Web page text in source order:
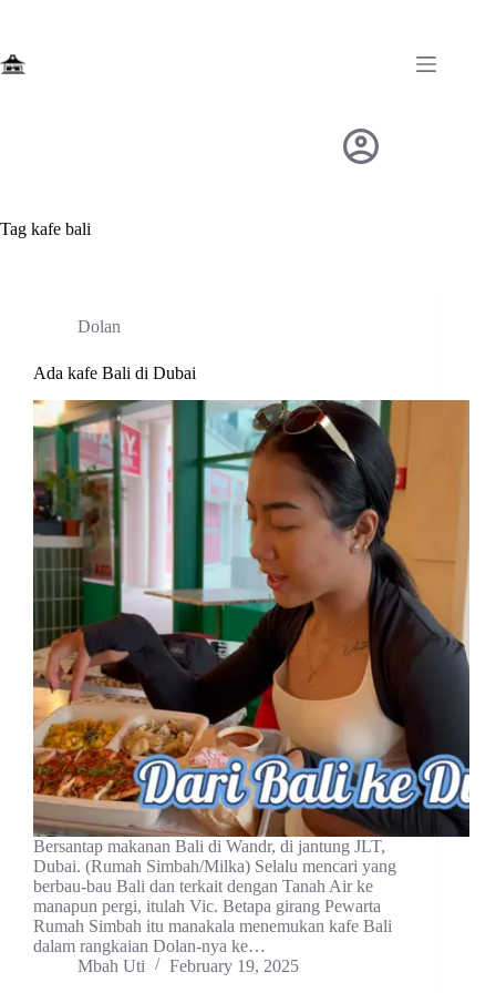
Tag kafe bali
Dolan
Ada kafe Bali di Dubai
Bersantap makanan Bali di Wandr, di jantung JLT,
Dubai. (Rumah Simbah/Milka) Selalu mencari yang
berbau-bau Bali dan terkait dengan Tanah Air ke
manapun pergi, itulah Vic. Betapa girang Pewarta
Rumah Simbah itu manakala menemukan kafe Bali
dalam rangkaian Dolan-nya ke…
Mbah Uti
February 19, 2025